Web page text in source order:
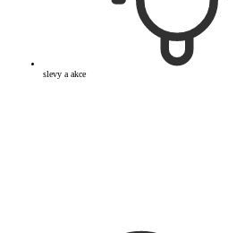
slevy a akce